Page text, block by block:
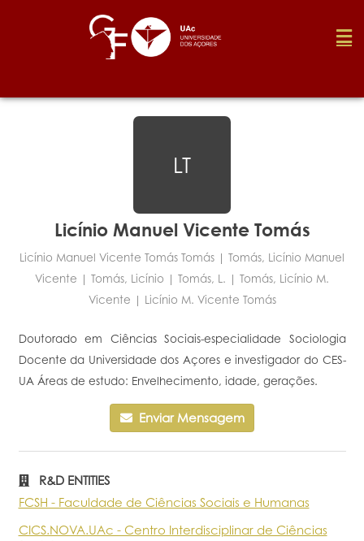
Foundation
Job
Research
Portal do Investigador
LT
Licínio Manuel Vicente Tomás
Licínio Manuel Vicente Tomás Tomás | Tomás, Licínio Manuel
Vicente | Tomás, Licínio | Tomás, L. | Tomás, Licínio M.
Vicente | Licínio M. Vicente Tomás
Doutorado em Ciências Sociais-especialidade Sociologia
Docente da Universidade dos Açores e investigador do CES-
UA Áreas de estudo: Envelhecimento, idade, gerações.
Enviar Mensagem
R&D ENTITIES
FCSH - Faculdade de Ciências Sociais e Humanas
CICS.NOVA.UAc - Centro Interdisciplinar de Ciências